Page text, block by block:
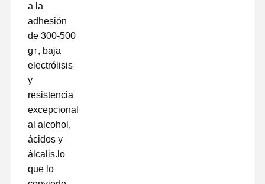
Cinta echada a un lado doble
Cintas de enmascaramiento
película de mascota
Cintas de PTFE
Cintas para el PI
Película del pi
Película de liberación
a la
adhesión
de 300-500
g↑, baja
electrólisis
y
resistencia
excepcional
al alcohol,
ácidos y
álcalis.lo
que lo